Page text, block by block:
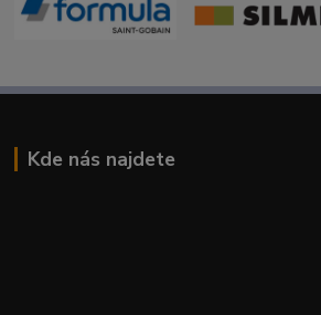
Kde nás najdete